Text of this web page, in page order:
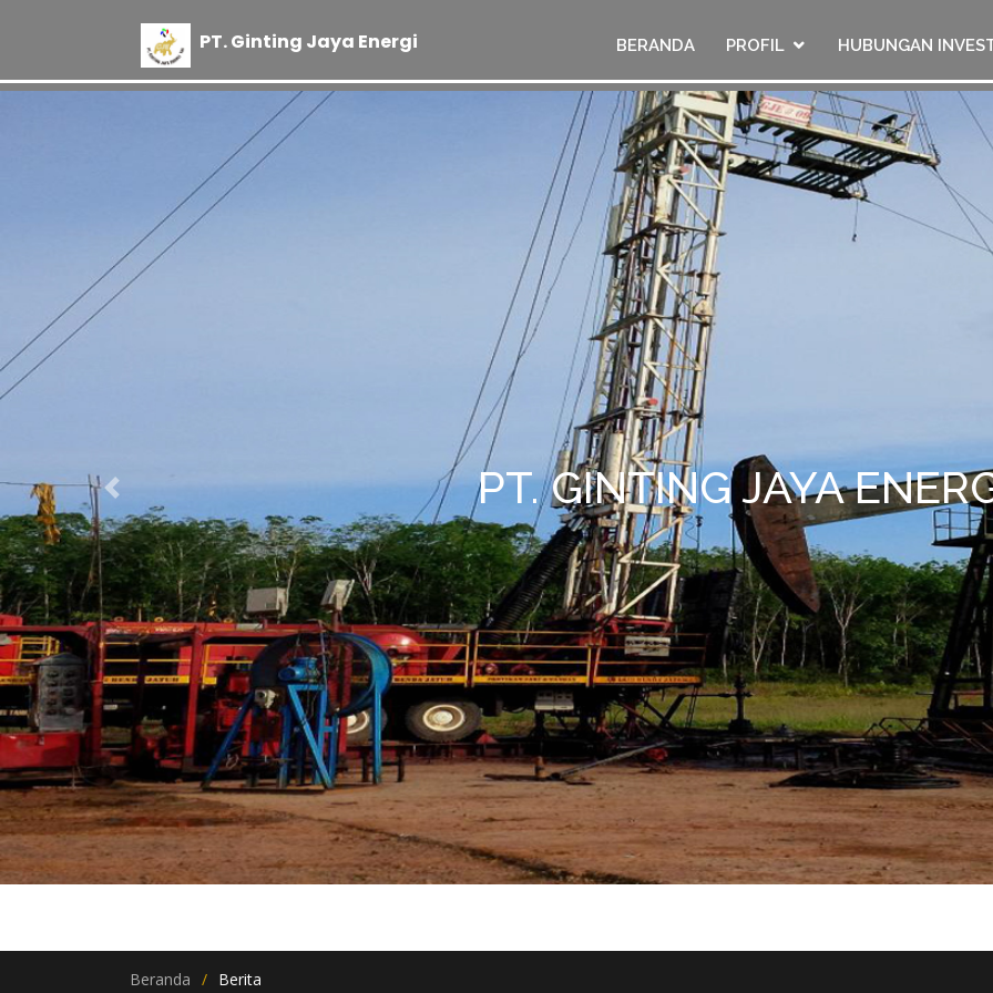
PT.Ginting Jaya Energi BERANDA PROFIL HUBUNGAN
PT. GINTING JAYA
PT. GINTING JAYA
Previous
Beranda Berita